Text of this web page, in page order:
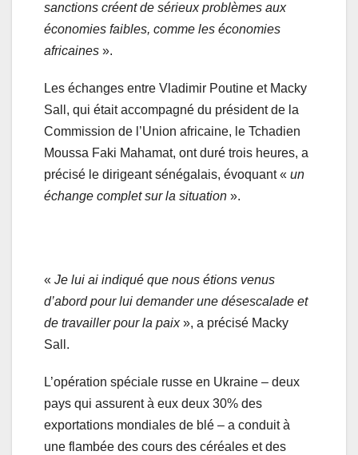
sanctions créent de sérieux problèmes aux
économies faibles, comme les économies
africaines ».
Les échanges entre Vladimir Poutine et Macky
Sall, qui était accompagné du président de la
Commission de l’Union africaine, le Tchadien
Moussa Faki Mahamat, ont duré trois heures, a
précisé le dirigeant sénégalais, évoquant « un
échange complet sur la situation ».
« Je lui ai indiqué que nous étions venus
d’abord pour lui demander une désescalade et
de travailler pour la paix», a précisé Macky
Sall.
L’opération spéciale russe en Ukraine – deux
pays qui assurent à eux deux 30% des
exportations mondiales de blé – a conduit à
une flambée des cours des céréales et des